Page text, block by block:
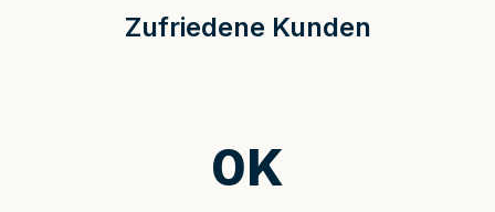
Zufriedene Kunden
0K